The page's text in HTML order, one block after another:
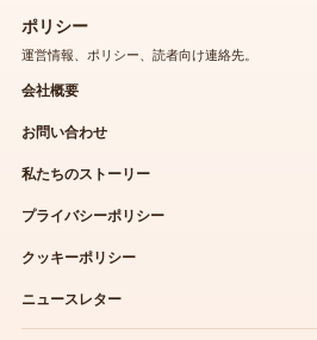
ポリシー
運営情報、ポリシー、読者向け連絡先。
会社概要
お問い合わせ
私たちのストーリー
プライバシーポリシー
クッキーポリシー
ニュースレター